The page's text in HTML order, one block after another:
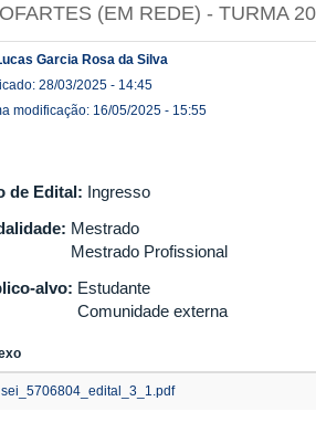
(EM REDE) - TURMA
Garcia Rosa da Silva
28/03/2025 - 14:45
modificação: 16/05/2025 - 15:55
de Edital: Ingresso
Mestrado
Mestrado Profissional
alvo: Estudante
Comunidade externa
sei_5706804_edital_3_1.pdf